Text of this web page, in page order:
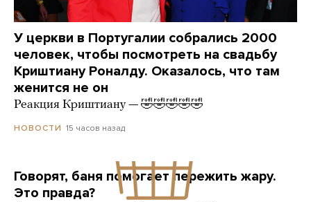
У церкви в Португалии собрались 2000
человек, чтобы посмотреть на свадьбу
Криштиану Роналду. Оказалось, что там
женится не он
Реакция Криштиану — 🤣🤣🤣🤣🤣
НОВОСТИ 15 часов назад
Говорят, баня помогает пережить жару.
Это правда?